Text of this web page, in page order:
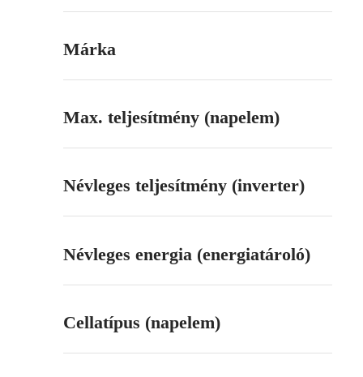
Márka
Max. teljesítmény (napelem)
Névleges teljesítmény (inverter)
Névleges energia (energiatároló)
Cellatípus (napelem)